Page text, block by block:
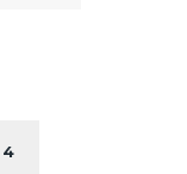
4